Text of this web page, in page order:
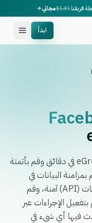
فريقنا.$149مجاني
ابدأ
اربط Facebook Comments بـ eGrow في دقائق وقم بأتمتة
البيانات في
الوقت الفعلي عبر واجهة برمجة تطبيقات (API) آمنة، وقم
الإجراءات عبر
فيها أي شيء في